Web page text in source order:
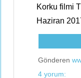
Korku filmi
Haziran
Gönderen
4 yorum: